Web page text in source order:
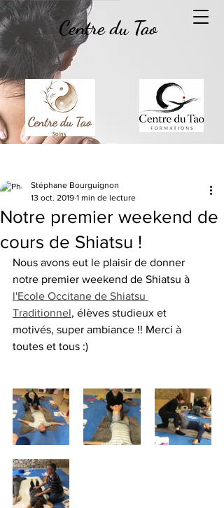
Centre du Tao
Notre premier weekend de
cours de Shiatsu !
Stéphane Bourguignon
13 oct. 2019 1 min de lecture
Nous avons eut le plaisir de donner
notre premier weekend de Shiatsu à
l'Ecole Occitane de Shiatsu
Traditionnel, élèves studieux et
motivés, super ambiance !! Merci à
toutes et tous :)